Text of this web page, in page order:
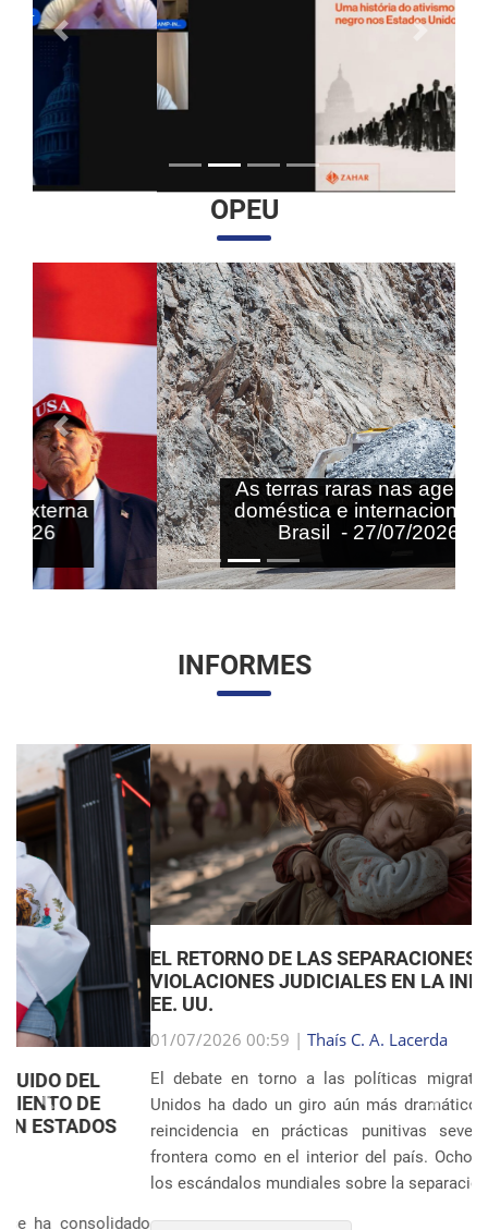
Anterior
OPEU
As terras raras nas agendas
doméstica e internacional do
Brasil - 27/07/2026
Anterior Próximo
INFORMES
EL RETORNO DE LAS SEPARACIONES FAMILIARES:
VIOLACIONES JUDICIALES EN LA INMIGRACIÓN DE
EE. UU.
01/07/2026 00:59 |Thaís C. A. Lacerda
El debate en torno a las políticas migratorias de Estados
Unidos ha dado un giro aún más dramático tras revelarse la
reincidencia en prácticas punitivas severas, tanto en la
frontera como en el interior del país. Ocho años después de
los escándalos mundiales sobre la separación sistem�...
Anterior